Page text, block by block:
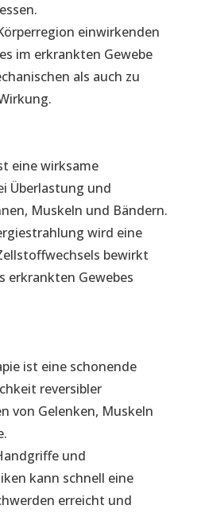
einwirkenden
im erkrankten Gewebe
als auch zu
eine wirksame
Überlastung und
Muskeln und Bändern.
wird eine
bewirkt
erkrankten Gewebes
ist eine schonende
reversibler
von Gelenken, Muskeln
und
kann schnell eine
erreicht und